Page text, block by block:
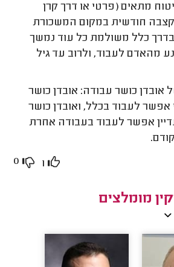
מתאים (פרטי או דרך קרן
קצבה חודשית במקום המשכורת
כלל משולמת כל עוד נמשך
מהאדם לעבוד, ולרוב עד גיל
אובדן כושר עבודה: אובדן כושר
לעבוד בכלל, ואובדן כושר
אפשר לעבוד בעבודה אחרת
1
0
מומלצים